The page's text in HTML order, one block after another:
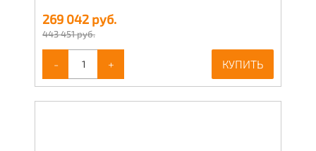
269 042 руб.
443 451 руб.
- + КУПИТЬ